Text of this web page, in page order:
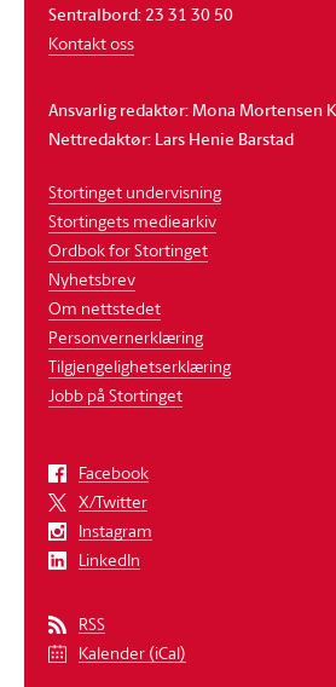
Sentralbord: 23 31 30 50
Kontakt oss
Ansvarlig redaktør: Mona Mortensen
Nettredaktør: Lars Henie Barstad
Stortinget undervisning
Stortingets mediearkiv
Ordbok for Stortinget
Nyhetsbrev
Om nettstedet
Personvernerklæring
Tilgjengelighetserklæring
Jobb på Stortinget
Facebook
X/Twitter
Instagram
LinkedIn
RSS
Kalender (iCal)